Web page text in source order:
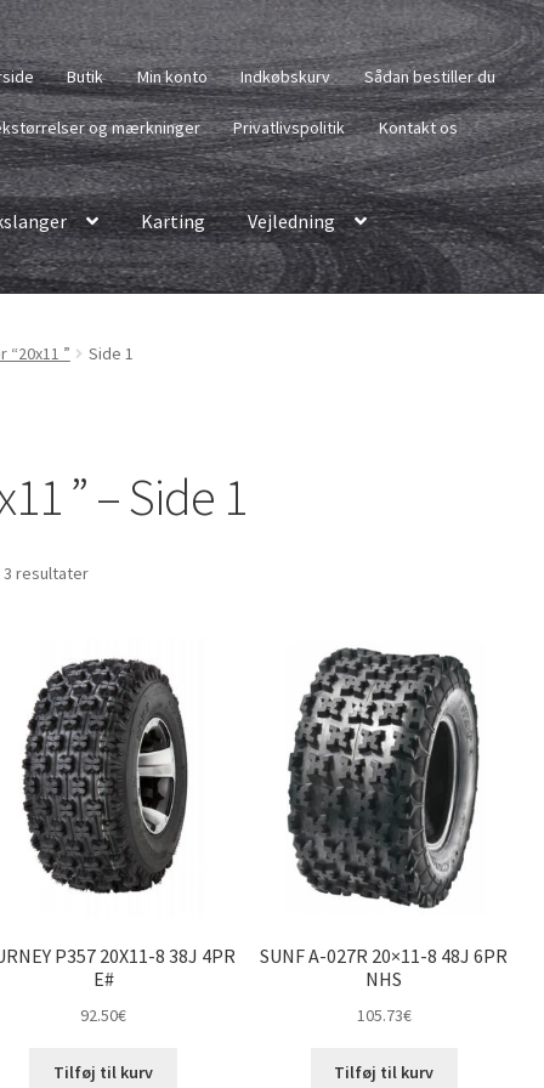
Butik Min konto Indkøbskurv Sådan bestiller du
og mærkninger Privatlivspolitik Kontakt os
Karting
Vejledning
” Side 1
” – Side 1
3 resultaterSorteret
til
høj
P357 20X11-8 38J 4PR
E#
92.50€
Tilføj til kurv
SUNF A-027R 20×11-8 48J 6PR
NHS
105.73€
Tilføj til kurv